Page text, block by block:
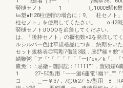
竪樋セノト 1 し10008騒K欝
㎞塑●H28柱使帽の場合に；9、「柱セノト
柱セノト」を使用してくたさい。 oH28狂
竪樋セノトUOOOを追藻してください。
は、「後枠セノト」の禰包数×2を発庄して
ルシルバー色は華規格品につき、納期をい
セット規格表◎写彫7傷筋3競．膨㌘篠〃貌
鱗鞭粥「ア「’「「「「「「一II’ev／k「、
鷹免’：∴忌徽∼灘詞記：11111”1，置顕嬬6
1 27−50型用「一一漏6蓮電1幽1”…”“『
コ 、＿一￥37，7む0r27−57型用 B RA